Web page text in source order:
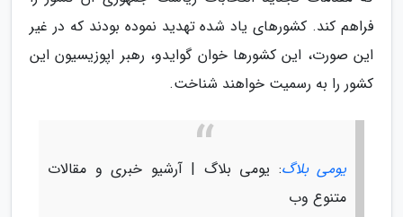
فراهم کند. کشورهای یاد شده تهدید نموده بودند که در غیر
این صورت، این کشورها خوان گوایدو، رهبر اپوزیسیون این
کشور را به رسمیت خواهند شناخت.
یومی بلاگ: یومی بلاگ | آرشیو خبری و مقالات
متنوع وب